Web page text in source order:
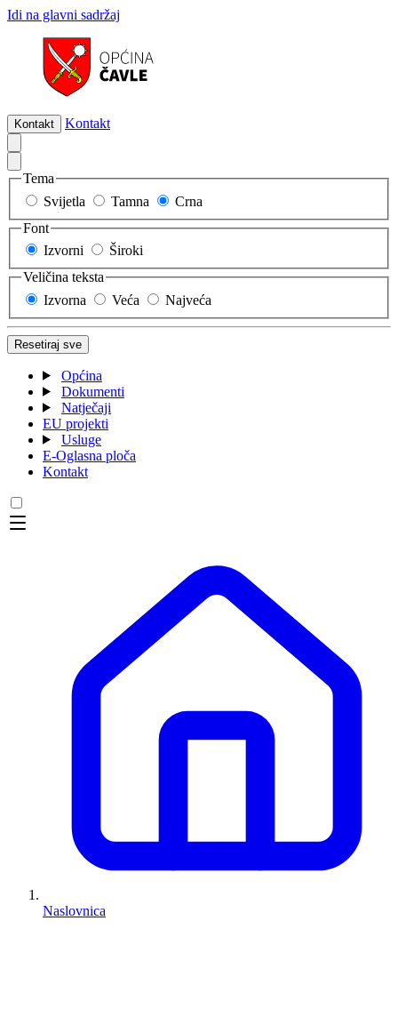
Idi na glavni sadržaj
Kontakt Kontakt
Tema
Svijetla
Tamna
Crna
Font
Izvorni
Široki
Veličina teksta
Izvorna
Veća Najveća
Resetiraj sve
Općina
Dokumenti
Natječaji
EU projekti
Usluge
E-Oglasna ploča
Kontakt
Naslovnica